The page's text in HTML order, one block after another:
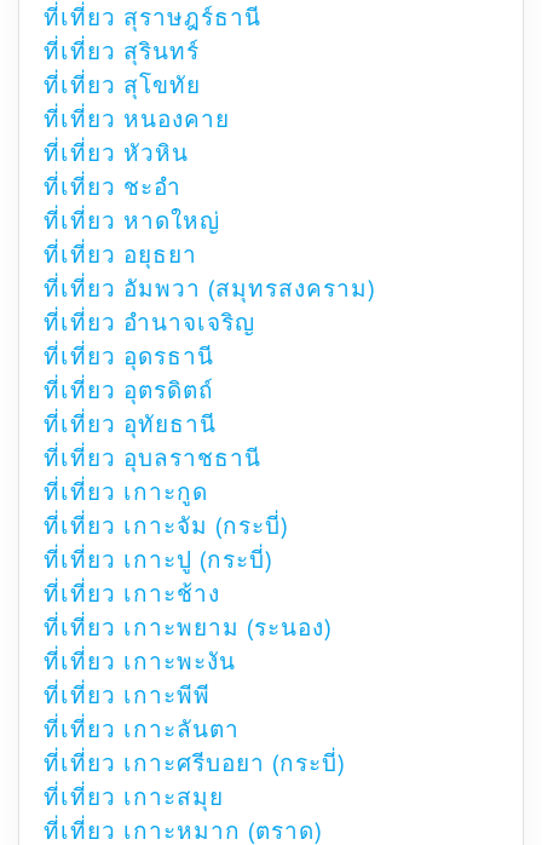
ที่เที่ยว สุราษฎร์ธานี
ที่เที่ยว สุรินทร์
ที่เที่ยว สุโขทัย
ที่เที่ยว หนองคาย
ที่เที่ยว หัวหิน
ที่เที่ยว ชะอำ
ที่เที่ยว หาดใหญ่
ที่เที่ยว อยุธยา
ที่เที่ยว อัมพวา (สมุทรสงคราม)
ที่เที่ยว อำนาจเจริญ
ที่เที่ยว อุดรธานี
ที่เที่ยว อุตรดิตถ์
ที่เที่ยว อุทัยธานี
ที่เที่ยว อุบลราชธานี
ที่เที่ยว เกาะกูด
ที่เที่ยว เกาะจัม (กระบี่)
ที่เที่ยว เกาะปู (กระบี่)
ที่เที่ยว เกาะช้าง
ที่เที่ยว เกาะพยาม (ระนอง)
ที่เที่ยว เกาะพะงัน
ที่เที่ยว เกาะพีพี
ที่เที่ยว เกาะลันตา
ที่เที่ยว เกาะศรีบอยา (กระบี่)
ที่เที่ยว เกาะสมุย
ที่เที่ยว เกาะหมาก (ตราด)